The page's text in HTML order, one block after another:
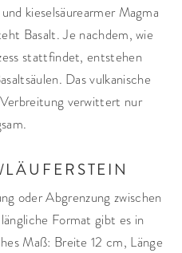
kieselsäurearmer Magma
Basalt. Je nachdem, wie
stattfindet, entstehen
Das vulkanische
verwittert nur
oder Abgrenzung zwischen
Format gibt es in
Maß: Breite 12 cm, Länge